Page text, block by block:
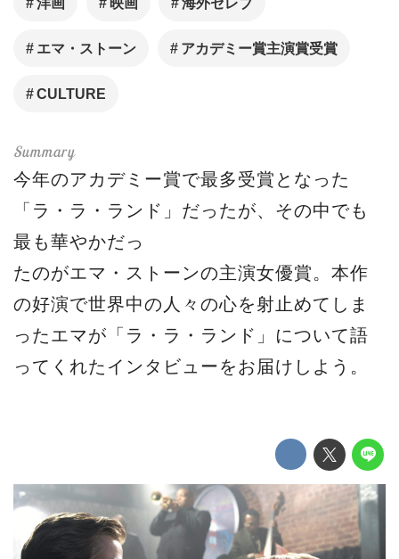
エマ・ストーン アカデミー賞主演賞受賞
CULTURE
今年のアカデミー賞で最多受賞となった
「ラ・ラ・ランド」だったが、その中でも
最も華やかだっ
たのがエマ・ストーンの主演女優賞。本作
の好演で世界中の人々の心を射止めてしま
ったエマが「ラ・ラ・ランド」について語
ってくれたインタビューをお届けしよう。